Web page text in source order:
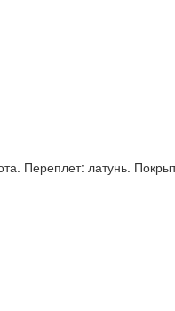
Переплет: латунь.